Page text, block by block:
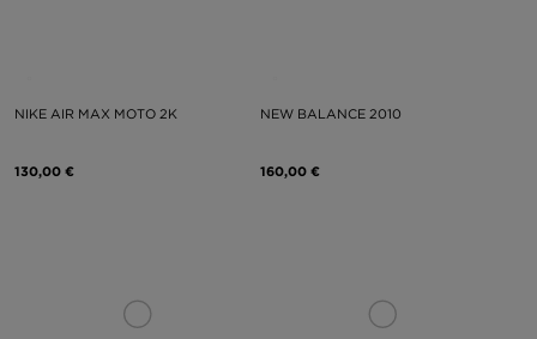
NIKE AIR MAX MOTO 2K
130,00 €
NEW BALANCE 2010
160,00 €